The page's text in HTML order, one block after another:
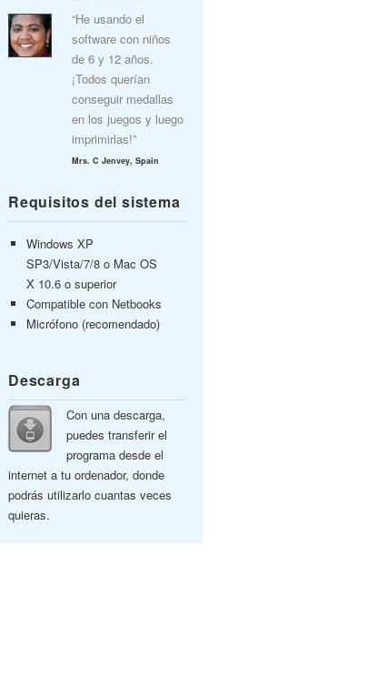
“He usando el
software con niños
de 6 y 12 años.
¡Todos querían
conseguir medallas
en los juegos y luego
imprimirlas!”
Mrs. C Jenvey, Spain
Requisitos del sistema
Windows XP
SP3/Vista/7/8 o Mac OS
X 10.6 o superior
Compatible con Netbooks
Micrófono (recomendado)
Descarga
Con una descarga,
puedes transferir el
programa desde el
internet a tu ordenador, donde
podrás utilizarlo cuantas veces
quieras.